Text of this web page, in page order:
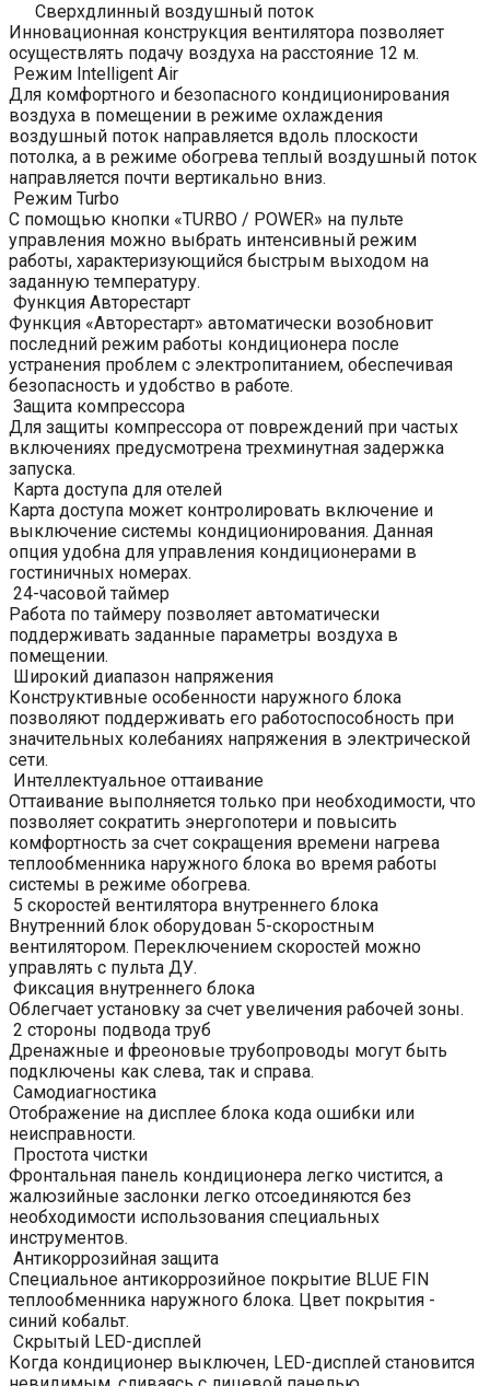
Сверхдлинный воздушный поток
Инновационная конструкция вентилятора позволяет
осуществлять подачу воздуха на расстояние 12 м.
Режим Intelligent Air
Для комфортного и безопасного кондиционирования
воздуха в помещении в режиме охлаждения
воздушный поток направляется вдоль плоскости
потолка, а в режиме обогрева теплый воздушный поток
направляется почти вертикально вниз.
Режим Turbo
С помощью кнопки «TURBO / POWER» на пульте
управления можно выбрать интенсивный режим
работы, характеризующийся быстрым выходом на
заданную температуру.
Функция Авторестарт
Функция «Авторестарт» автоматически возобновит
последний режим работы кондиционера после
устранения проблем с электропитанием, обеспечивая
безопасность и удобство в работе.
Защита компрессора
Для защиты компрессора от повреждений при частых
включениях предусмотрена трехминутная задержка
запуска.
Карта доступа для отелей
Карта доступа может контролировать включение и
выключение системы кондиционирования. Данная
опция удобна для управления кондиционерами в
гостиничных номерах.
24-часовой таймер
Работа по таймеру позволяет автоматически
поддерживать заданные параметры воздуха в
помещении.
Широкий диапазон напряжения
Конструктивные особенности наружного блока
позволяют поддерживать его работоспособность при
значительных колебаниях напряжения в электрической
сети.
Интеллектуальное оттаивание
Оттаивание выполняется только при необходимости, что
позволяет сократить энергопотери и повысить
комфортность за счет сокращения времени нагрева
теплообменника наружного блока во время работы
системы в режиме обогрева.
5 скоростей вентилятора внутреннего блока
Внутренний блок оборудован 5-скоростным
вентилятором. Переключением скоростей можно
управлять с пульта ДУ.
Фиксация внутреннего блока
Облегчает установку за счет увеличения рабочей зоны.
2 стороны подвода труб
Дренажные и фреоновые трубопроводы могут быть
подключены как слева, так и справа.
Самодиагностика
Отображение на дисплее блока кода ошибки или
неисправности.
Простота чистки
Фронтальная панель кондиционера легко чистится, а
жалюзийные заслонки легко отсоединяются без
необходимости использования специальных
инструментов.
Антикоррозийная защита
Специальное антикоррозийное покрытие BLUE FIN
теплообменника наружного блока. Цвет покрытия -
синий кобальт.
Скрытый LED-дисплей
Когда кондиционер выключен, LED-дисплей становится